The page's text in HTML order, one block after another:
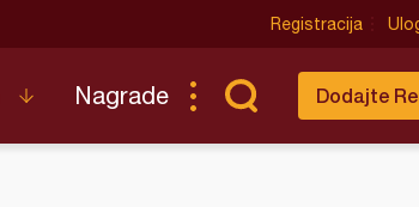
Registracija
Nagrade Dodajte